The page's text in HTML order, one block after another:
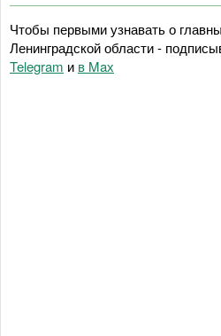
Чтобы первыми узнавать о
Ленинградской области -
Telegram и в Maх